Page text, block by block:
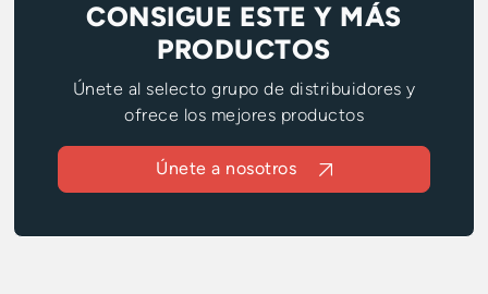
CONSIGUE ESTE Y MÁS
PRODUCTOS
Únete al selecto grupo de distribuidores y
ofrece los mejores productos
Únete a nosotros